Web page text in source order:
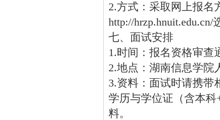
2.方式：采取网上报名
http://
七、面试安排
1.时间：报名资格审查
2.地点：湖南信息学院
3.资料：面试时请携
学历与学位证（含本
料。